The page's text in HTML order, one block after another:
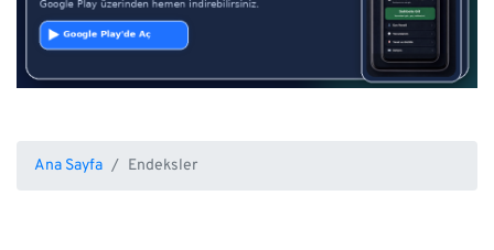
Ana Sayfa Endeksler